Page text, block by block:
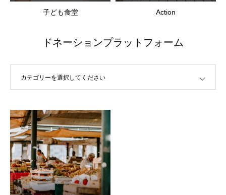
子ども食堂 Action
ドネーションプラットフォーム
カテゴリーを選択してください